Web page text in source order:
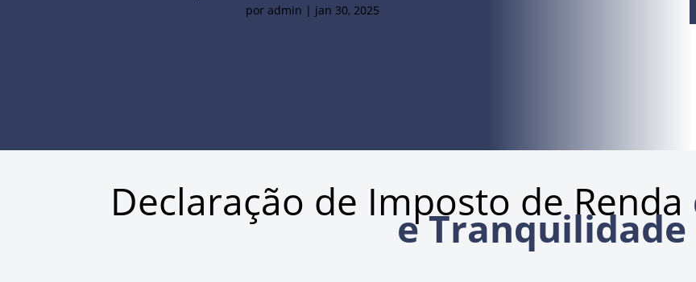
poradmin | jan 30, 2025
Declaração de Imposto de Renda
e Tranquilidade